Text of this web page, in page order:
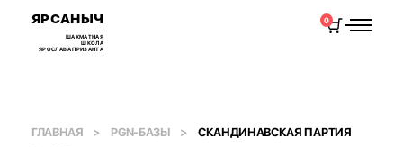
ЯРСАНЫЧ
ШАХМАТНАЯ
ШКОЛА
ЯРОСЛАВА ПРИЗАНТА
0
ГЛАВНАЯ PGN-БАЗЫ
СКАНДИНАВСКАЯ ПАРТИЯ